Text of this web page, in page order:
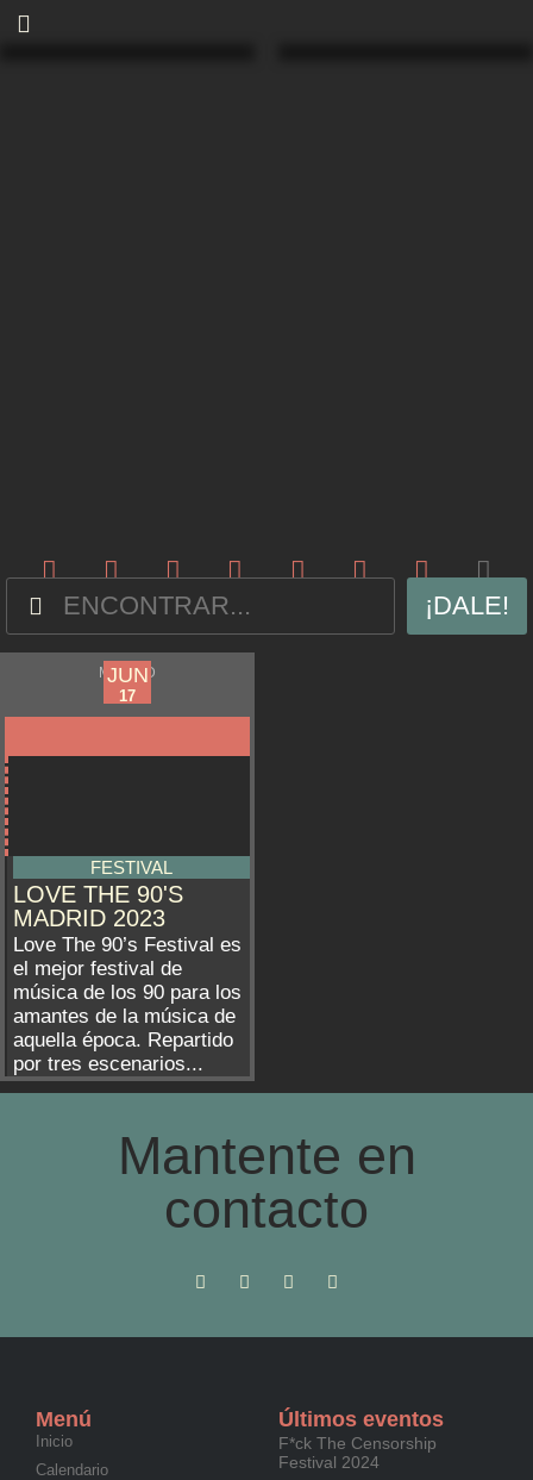
¡DALE!
MADRID
JUN
17
JUN
17
FESTIVAL
LOVE THE 90'S
MADRID 2023
Love The 90’s Festival es
el mejor festival de
música de los 90 para los
amantes de la música de
aquella época. Repartido
por tres escenarios...
Mantente en
contacto
Menú
Inicio
Calendario
Últimos eventos
F*ck The Censorship
Festival 2024